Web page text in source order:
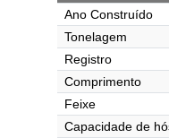
Ano Construído
Tonelagem
Registro
Comprimento
Feixe
Capacidade de